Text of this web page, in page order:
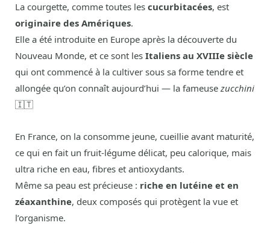
La courgette, comme toutes les cucurbitacées, est
originaire des Amériques.
Elle a été introduite en Europe après la découverte du
Nouveau Monde, et ce sont les Italiens au XVIIIe siècle
qui ont commencé à la cultiver sous sa forme tendre et
allongée qu’on connaît aujourd’hui — la fameuse zucchini
🇮🇹
En France, on la consomme jeune, cueillie avant maturité,
ce qui en fait un fruit-légume délicat, peu calorique, mais
ultra riche en eau, fibres et antioxydants.
Même sa peau est précieuse : riche en lutéine et en
zéaxanthine, deux composés qui protègent la vue et
l’organisme.